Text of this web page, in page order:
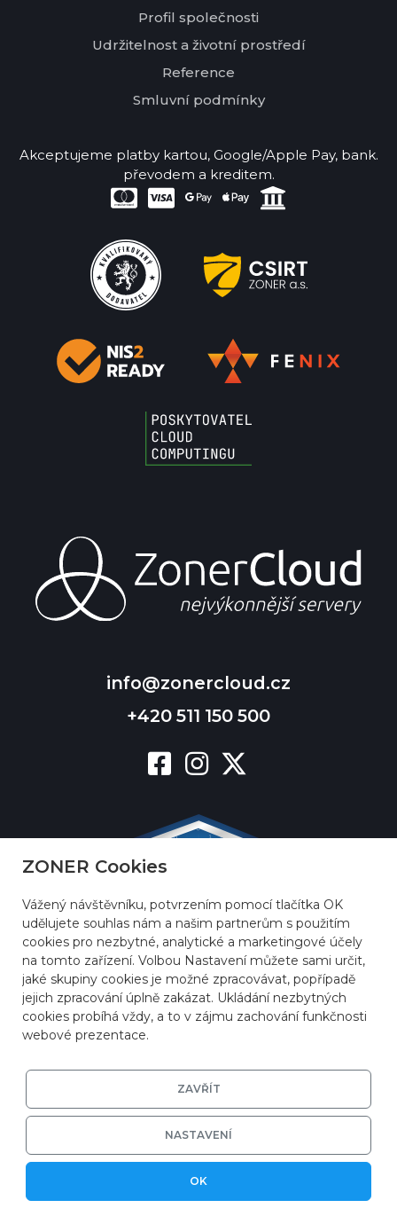
info@zonercloud.cz
+420 511 150 500
Profil společnosti
Udržitelnost a životní prostředí
Reference
Smluvní podmínky
Akceptujeme platby kartou, Google/Apple Pay, bank.
převodem a kreditem.
© 2026ZONER a.s.|EFRR|Ochrana soukromí
Nastavení cookies
ZONER Cookies
Vážený návštěvníku, potvrzením pomocí tlačítka OK
udělujete souhlas nám a našim partnerům s použitím
cookies pro nezbytné, analytické a marketingové účely
na tomto zařízení. Volbou Nastavení můžete sami určit,
jaké skupiny cookies je možné zpracovávat, popřípadě
jejich zpracování úplně zakázat. Ukládání nezbytných
cookies probíhá vždy, a to v zájmu zachování funkčnosti
webové prezentace.
ZAVŘÍT
NASTAVENÍ
OK